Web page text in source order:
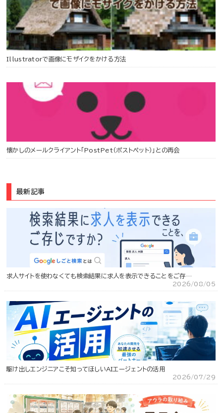
Illustratorで画像にモザイクをかける方法
懐かしのメールクライアント「PostPet（ポストペット）」との再会
最新記事
求人サイトを使わなくても検索結果に求人を表示できることをご存…
2026/08/05
駆け出しエンジニアこそ知ってほしいAIエージェントの活用
2026/07/29